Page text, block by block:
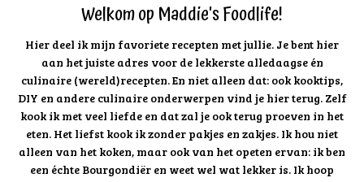
Welkom op Maddie's Foodlife!
Hier deel ik mijn favoriete recepten met jullie. Je bent hier
aan het juiste adres voor de lekkerste alledaagse én
culinaire (wereld)recepten. En niet alleen dat: ook kooktips,
DIY en andere culinaire onderwerpen vind je hier terug. Zelf
kook ik met veel liefde en dat zal je ook terug proeven in het
eten. Het liefst kook ik zonder pakjes en zakjes. Ik hou niet
alleen van het koken, maar ook van het opeten ervan: ik ben
een échte Bourgondiër en weet wel wat lekker is. Ik hoop